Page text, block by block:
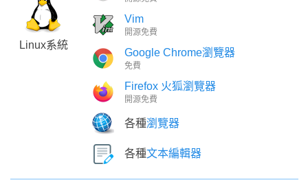
Linux系統
Vim
開源免費
Google Chrome瀏覽器
免費
Firefox 火狐瀏覽器
開源免費
各種瀏覽器
各種文本編輯器